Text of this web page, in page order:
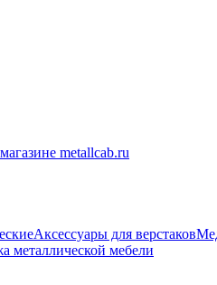
metallcab.ru
Аксессуары для верстаков
металлической мебели